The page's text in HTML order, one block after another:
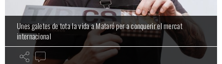
Unes galetes de tota la vida a Mataró per a conquerir el mercat
internacional